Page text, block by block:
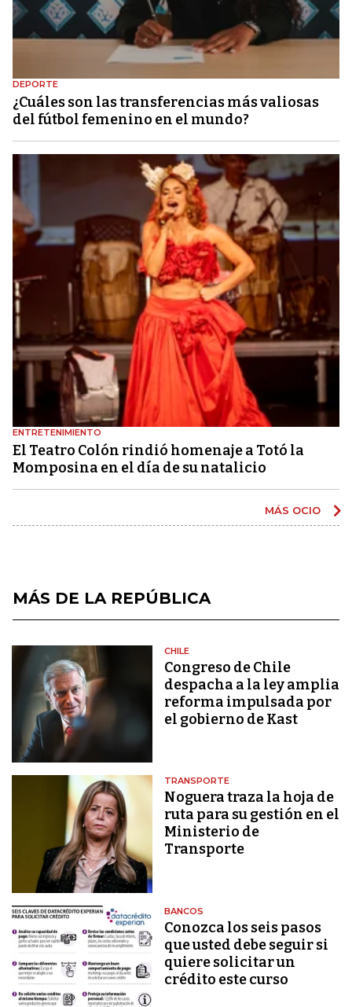
DEPORTE
¿Cuáles son las transferencias más valiosas
del fútbol femenino en el mundo?
ENTRETENIMIENTO
El Teatro Colón rindió homenaje a Totó la
Momposina en el día de su natalicio
MÁS OCIO
MÁS DE LA REPÚBLICA
CHILE
Congreso de Chile
despacha a la ley amplia
reforma impulsada por
el gobierno de Kast
TRANSPORTE
Noguera traza la hoja de
ruta para su gestión en el
Ministerio de
Transporte
BANCOS
Conozca los seis pasos
que usted debe seguir si
quiere solicitar un
crédito este curso